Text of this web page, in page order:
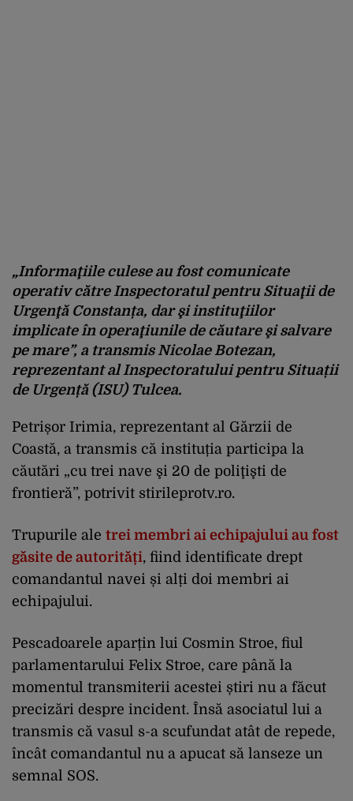
„Informaţiile culese au fost comunicate
operativ către Inspectoratul pentru Situaţii de
Urgenţă Constanța, dar şi instituţiilor
implicate în operaţiunile de căutare şi salvare
pe mare”, a transmis Nicolae Botezan,
reprezentant al Inspectoratului pentru Situații
de Urgență (ISU) Tulcea.
Petrișor Irimia, reprezentant al Gărzii de
Coastă, a transmis că instituția participa la
căutări „cu trei nave şi 20 de poliţişti de
frontieră”, potrivit stirileprotv.ro.
Trupurile ale trei membri ai echipajului au fost
găsite de autorități, fiind identificate drept
comandantul navei și alți doi membri ai
echipajului.
Pescadoarele aparțin lui Cosmin Stroe, fiul
parlamentarului Felix Stroe, care până la
momentul transmiterii acestei știri nu a făcut
precizări despre incident. Însă asociatul lui a
transmis că vasul s-a scufundat atât de repede,
încât comandantul nu a apucat să lanseze un
semnal SOS.